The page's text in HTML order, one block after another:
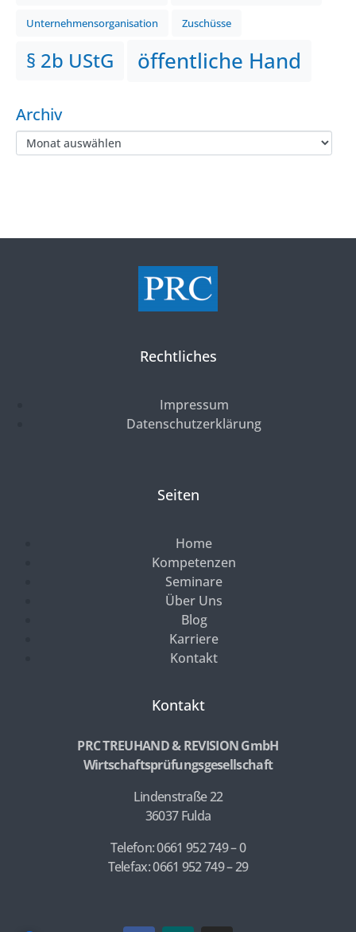
Unternehmensorganisation Zuschüsse
§ 2b UStG öffentliche Hand
Archiv
Rechtliches
Impressum
Datenschutzerklärung
Seiten
Home
Kompetenzen
Seminare
Über Uns
Blog
Karriere
Kontakt
Kontakt
PRC TREUHAND & REVISION GmbH
Wirtschaftsprüfungsgesellschaft
Lindenstraße 22
36037 Fulda
Telefon: 0661 952 749 – 0
Telefax: 0661 952 749 – 29